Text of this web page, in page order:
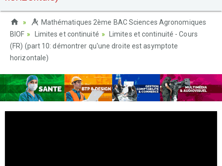
Mathématiques 2ème BAC Sciences Agronomiques
BIOF
Limites et continuité
Limites et continuité - Cours
(FR) (part 10: démontrer qu'une droite est asymptote
horizontale)